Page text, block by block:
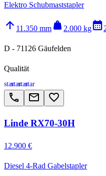
Elektro Schubmaststapler
arrow_upward 11.350 mm weight 2.000 kgcalendar_month
D - 71126 Gäufelden
Qualität
starstarstarstar
call email favorite_border
Linde RX70-30H
12.900 €
Diesel 4-Rad Gabelstapler